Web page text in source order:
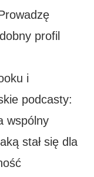
profil
i
podcasty:
wspólny
stał się dla